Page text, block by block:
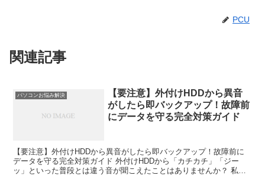
PCU
関連記事
パソコンお悩み解決
【要注意】外付けHDDから異音
がしたら即バックアップ！故障前
にデータを守る完全対策ガイド
【要注意】外付けHDDから異音がしたら即バックアップ！故障前に
データを守る完全対策ガイド 外付けHDDから「カチカチ」「ジー
ッ」といった普段とは違う音が聞こえたことはありませんか？ 私は